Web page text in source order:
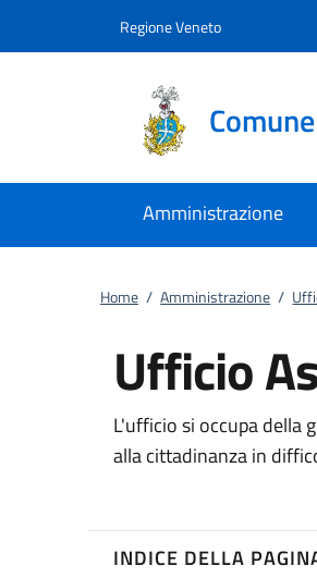
Regione Veneto
Amministrazione
Home / Amministrazione /
Ufficio
L'ufficio si occupa della
alla cittadinanza in
INDICE DELLA